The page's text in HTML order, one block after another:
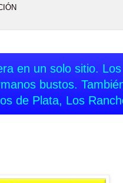
en un solo sitio.
bustos.
de Plata, Los